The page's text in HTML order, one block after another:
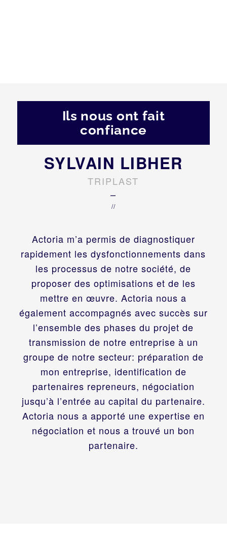
Ils nous ont fait
confiance
Actoria m’a permis de diagnostiquer
rapidement les dysfonctionnements dans
les processus de notre société, de
proposer des optimisations et de les
mettre en œuvre. Actoria nous a
également accompagnés avec succès sur
l’ensemble des phases du projet de
transmission de notre entreprise à un
groupe de notre secteur: préparation de
mon entreprise, identification de
partenaires repreneurs, négociation
jusqu’à l’entrée au capital du partenaire.
Actoria nous a apporté une expertise en
négociation et nous a trouvé un bon
partenaire.
SYLVAIN LIBHER
TRIPLAST
–
//